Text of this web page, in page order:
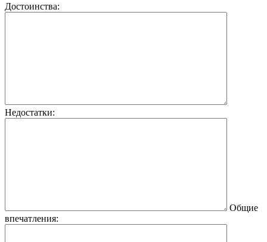
Достоинства:
Недостатки:
Общие
впечатления: